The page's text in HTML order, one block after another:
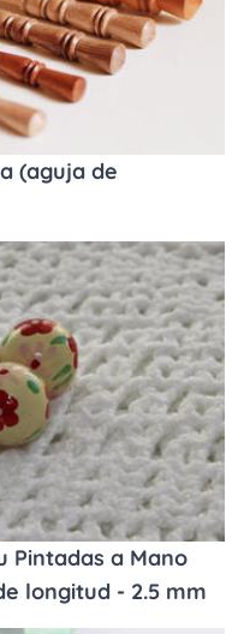
(aguja de
Pintadas a Mano
longitud - 2.5 mm